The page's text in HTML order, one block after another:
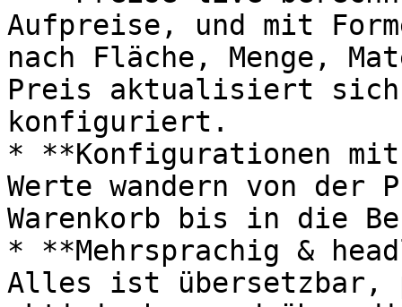
Aufpreise, und mit
nach Fläche, Menge,
Preis aktualisiert sich,
konfiguriert.
* **Konfigurationen
Werte wandern von der
Warenkorb bis in die
* **Mehrsprachig &
Alles ist übersetzbar,